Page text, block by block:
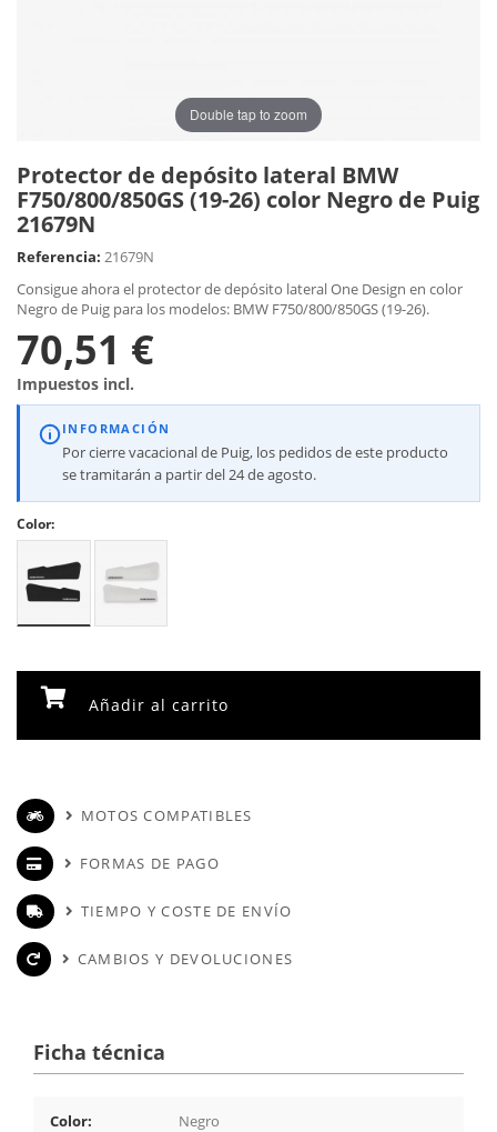
Double tap to zoom
Protector de depósito lateral BMW
F750/800/850GS (19-26) color Negro de Puig
21679N
Referencia: 21679N
Consigue ahora el protector de depósito lateral One Design en color
Negro de Puig para los modelos: BMW F750/800/850GS (19-26).
70,51 €
Impuestos incl.
INFORMACIÓN
Por cierre vacacional de Puig, los pedidos de este producto
se tramitarán a partir del 24 de agosto.
Color:
Añadir al carrito
MOTOS COMPATIBLES
FORMAS DE PAGO
TIEMPO Y COSTE DE ENVÍO
CAMBIOS Y DEVOLUCIONES
Ficha técnica
Color: Negro